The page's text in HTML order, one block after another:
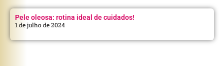
Pele oleosa: rotina ideal de cuidados!
1 de julho de 2024